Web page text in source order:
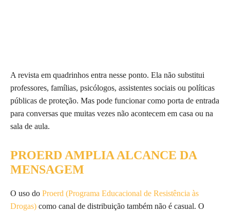
A revista em quadrinhos entra nesse ponto. Ela não substitui
professores, famílias, psicólogos, assistentes sociais ou políticas
públicas de proteção. Mas pode funcionar como porta de entrada
para conversas que muitas vezes não acontecem em casa ou na
sala de aula.
PROERD AMPLIA ALCANCE DA
MENSAGEM
O uso do Proerd (Programa Educacional de Resistência às
Drogas) como canal de distribuição também não é casual. O